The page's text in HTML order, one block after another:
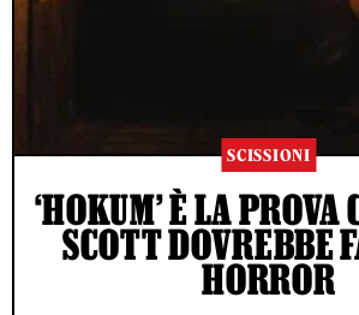
SCISSIONI
‘HOKUM’ È LA PROVA
SCOTT DOVREBBE
HORROR